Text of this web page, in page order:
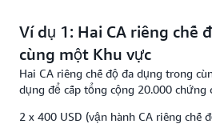
Ví dụ 1: Hai CA riêng chế
cùng một Khu vực
Hai CA riêng chế độ đa dụng trong
dụng để cấp tổng cộng 20.000
2 x 400 USD (vận hành CA riêng chế